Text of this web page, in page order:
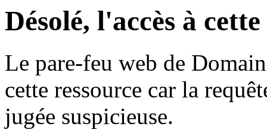
Désolé, l'accès à
Le pare-feu web de
cette ressource car la
jugée suspicieuse.